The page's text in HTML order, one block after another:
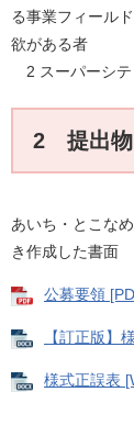
る事業フィール
欲がある者
2 スーパーシテ
2 提出物
あいち・とこな
き作成した書面
公募要領
【訂正版】
様式正誤表